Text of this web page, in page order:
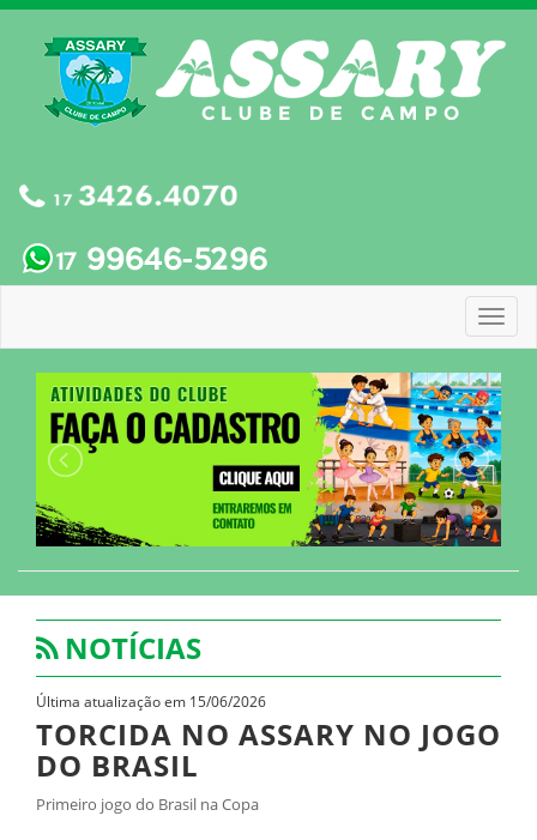
NOTÍCIAS
Última atualização em 15/06/2026
TORCIDA NO ASSARY NO JOGO
DO BRASIL
Primeiro jogo do Brasil na Copa